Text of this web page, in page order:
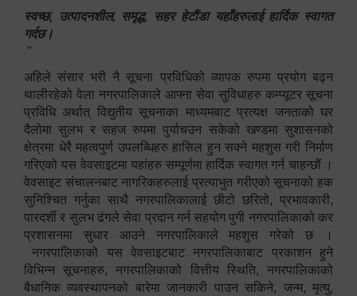
स्वच्छ, उत्पादनशील, समृद्ध, सहर हेटौंडा यहाँहरुलाई हार्दिक स्वागत
गर्दछ।
"
अहिले संसार भरी नै सूचना प्रविधिको व्यापक रुपमा प्रयोग बढ्न
थालीरहेको वेला नगरपालिकाले आफ्ना सेवा सुविधाहरु कम्प्यूटर सूचना
प्रविधि अर्थात् विद्युतीय सूचनाका माध्यमबाट प्रत्यक्ष जनताको घर
दैलोमा सुलभ र सहज रुपमा पुर्याचउन सकेको खण्डमा सुशासनको
क्षेत्रमा धेरै महत्वपुर्ण उपलब्धिहरु हासिल हुन सक्ने महशुस गरी निर्माण
गरिएको यस वेवसाइटमा यहांहरु सम्पूर्णमा हार्दिक स्वागत गर्न चाहन्छौं ।
वेवसाइट संचालनबाट नागरिकहरुलाई प्रत्याभुत गरीएको सूचनाको हक
सुनिश्चित गर्नुका साथै नगरपालिकालाई छीटो छरितो, प्रभावकारी,
पारदर्शी र सुलभ ढंगले सेवा प्रदान गर्न सहयोग पुगी नगरपालिकाको कर
प्रशासनमा सुधार आउने नगरपालिकाले महशुस गरेको छ ।
नगरपालिकाको यस वेवसाइटबाट नगरपालिकाबाट प्रकाशन हुने
विभिन्न सूचनाहरु, नगरपालिकाको वित्तीय स्थिति, नगरपालिकाको
बैधानिक व्यवस्थापनको बारेमा जानकारी पाउन सकिने, जन्म, मृत्यु,